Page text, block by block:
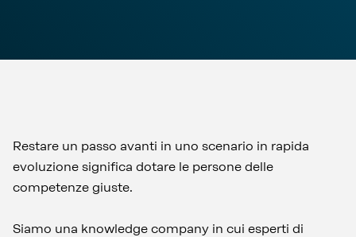
Restare un passo avanti in uno scenario in rapida
evoluzione significa dotare le persone delle
competenze giuste.
Siamo una knowledge company in cui esperti di